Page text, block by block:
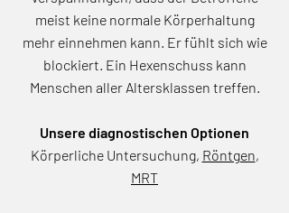
meist keine normale Körperhaltung
mehr einnehmen kann. Er fühlt sich wie
blockiert. Ein Hexenschuss kann
Menschen aller Altersklassen treffen.
Unsere diagnostischen Optionen
Körperliche Untersuchung, Röntgen,
MRT